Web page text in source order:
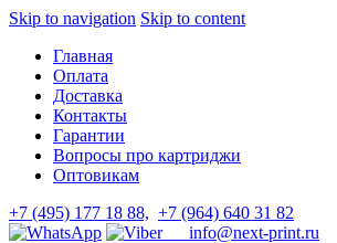
Skip to navigation Skip to content
Главная
Оплата
Доставка
Контакты
Гарантии
Вопросы про картриджи
Оптовикам
+7 (495) 177 18 88, +7 (964) 640 31 82
info@next-print.ru